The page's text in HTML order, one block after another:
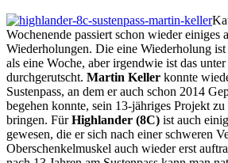
Wochenende passiert schon wieder einiges
Wiederholungen. Die eine Wiederholung
als eine Woche, aber irgendwie ist das
durchgerutscht. Martin Keller konnte
Sustenpass, an dem er auch schon 2014
begehen konnte, sein 13-jähriges Projekt
bringen. FürHighlander (8C) ist auch
gewesen, die er sich nach einer schweren
Oberschenkelmuskel auch wieder erst